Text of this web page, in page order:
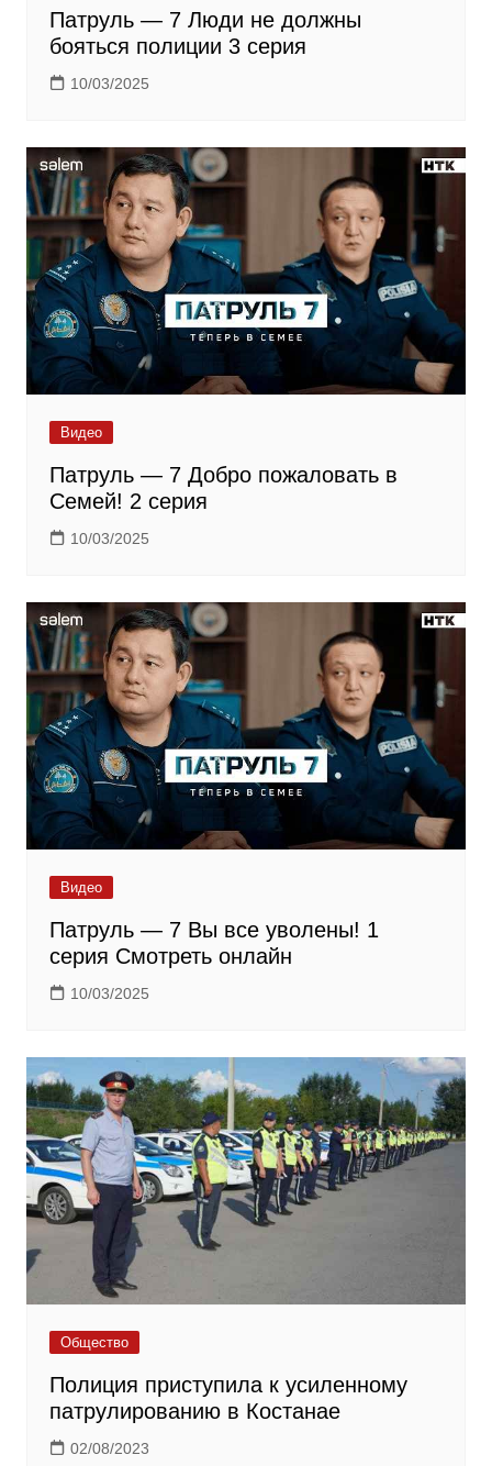
Патруль — 7 Люди не должны
бояться полиции 3 серия
10/03/2025
Видео
Патруль — 7 Добро пожаловать в
Семей! 2 серия
10/03/2025
Видео
Патруль — 7 Вы все уволены! 1
серия Смотреть онлайн
10/03/2025
Общество
Полиция приступила к усиленному
патрулированию в Костанае
02/08/2023